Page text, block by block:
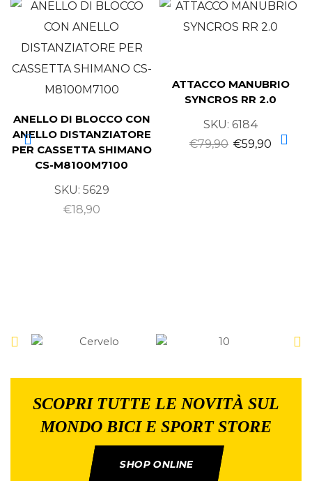
ANELLO DI BLOCCO CON
ANELLO DISTANZIATORE
PER CASSETTA SHIMANO
CS-M8100M7100
SKU: 5629
€18,90
ATTACCO MANUBRIO
SYNCROS RR 2.0
SKU: 6184
€79,90 €59,90
SCOPRI TUTTE LE NOVITÀ SUL
MONDO BICI E SPORT STORE
SHOP ONLINE